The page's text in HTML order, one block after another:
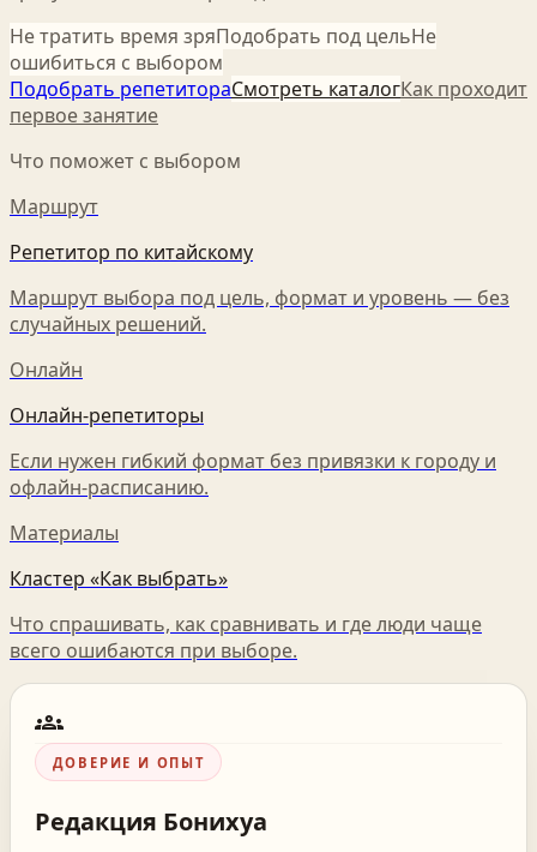
Не тратить время зряПодобрать под цельНе
ошибиться с выбором
Подобрать репетитораСмотреть каталогКак проходит
первое занятие
Что поможет с выбором
Маршрут
Репетитор по китайскому
Маршрут выбора под цель, формат и уровень — без
случайных решений.
Онлайн
Онлайн-репетиторы
Если нужен гибкий формат без привязки к городу и
офлайн-расписанию.
Материалы
Кластер «Как выбрать»
Что спрашивать, как сравнивать и где люди чаще
всего ошибаются при выборе.
groups
ДОВЕРИЕ И ОПЫТ
Редакция Бонихуа